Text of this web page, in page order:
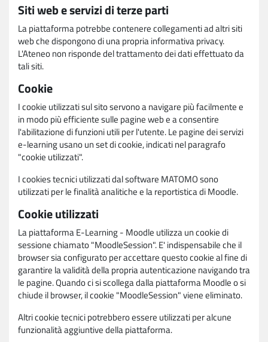
Siti web e servizi di terze parti
La piattaforma potrebbe contenere collegamenti ad altri siti
web che dispongono di una propria informativa privacy.
L'Ateneo non risponde del trattamento dei dati effettuato da
tali siti.
Cookie
I cookie utilizzati sul sito servono a navigare più facilmente e
in modo più efficiente sulle pagine web e a consentire
l'abilitazione di funzioni utili per l'utente. Le pagine dei servizi
e-learning usano un set di cookie, indicati nel paragrafo
"cookie utilizzati".
I cookies tecnici utilizzati dal software MATOMO sono
utilizzati per le finalità analitiche e la reportistica di Moodle.
Cookie utilizzati
La piattaforma E-Learning - Moodle utilizza un cookie di
sessione chiamato "MoodleSession". E' indispensabile che il
browser sia configurato per accettare questo cookie al fine di
garantire la validità della propria autenticazione navigando tra
le pagine. Quando ci si scollega dalla piattaforma Moodle o si
chiude il browser, il cookie "MoodleSession" viene eliminato.
Altri cookie tecnici potrebbero essere utilizzati per alcune
funzionalità aggiuntive della piattaforma.